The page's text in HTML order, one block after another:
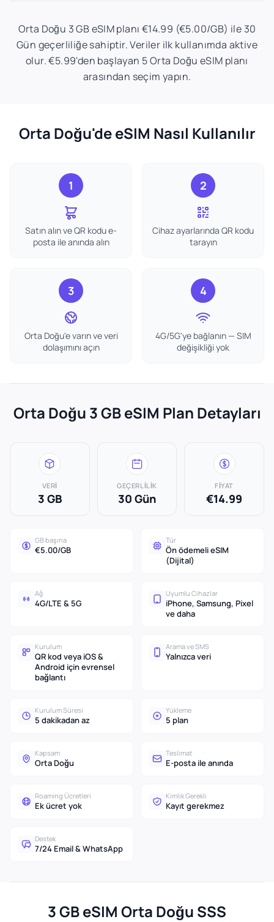
Orta Doğu 3 GB eSIM planı €14.99 (€5.00/GB) ile 30
Gün geçerliliğe sahiptir. Veriler ilk kullanımda aktive
olur. €5.99'den başlayan 5 Orta Doğu eSIM planı
arasından seçim yapın.
Orta Doğu'de eSIM Nasıl Kullanılır
1
Satın alın ve QR kodu e-
posta ile anında alın
2
Cihaz ayarlarında QR kodu
tarayın
3
Orta Doğu'e varın ve veri
dolaşımını açın
4
4G/5G'ye bağlanın — SIM
değişikliği yok
Orta Doğu 3 GB eSIM Plan Detayları
VERI
3 GB
GEÇERLILIK
30 Gün
FIYAT
€14.99
GB başına
€5.00/GB
Tür
Ön ödemeli eSIM
(Dijital)
Ağ
4G/LTE & 5G
Uyumlu Cihazlar
iPhone, Samsung, Pixel
ve daha
Kurulum
QR kod veya iOS &
Android için evrensel
bağlantı
Arama ve SMS
Yalnızca veri
Kurulum Süresi
5 dakikadan az
Yükleme
5 plan
Kapsam
Orta Doğu
Teslimat
E-posta ile anında
Roaming Ücretleri
Ek ücret yok
Kimlik Gerekli
Kayıt gerekmez
Destek
7/24 Email & WhatsApp
3 GB eSIM Orta Doğu SSS